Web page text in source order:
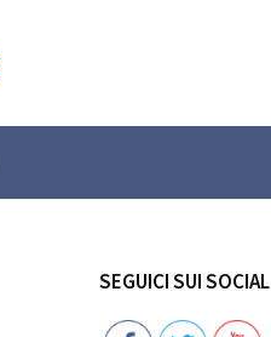
SEGUICI SUI SOCIAL
Follow